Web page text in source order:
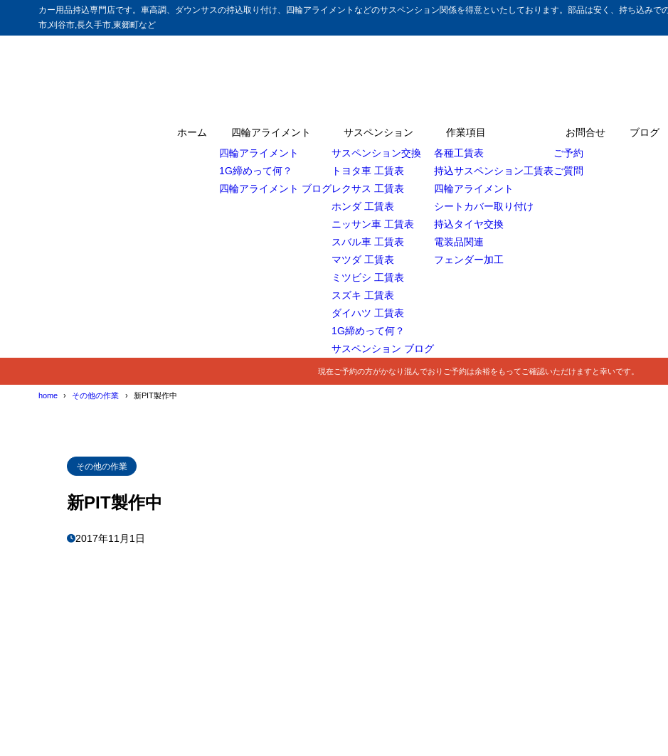
カー用品持込専門店です。車高調、ダウンサスの持込取り付け、四輪アライメントなどのサスペンション関係を得意といたしております。部品は安く、持ち込み
市,刈谷市,長久手市,東郷町など
ホーム
四輪アライメント
四輪アライメント
1G締めって何？
四輪アライメント ブログ
サスペンション
サスペンション交換
トヨタ車 工賃表
レクサス 工賃表
ホンダ 工賃表
ニッサン車 工賃表
スバル車 工賃表
マツダ 工賃表
ミツビシ 工賃表
スズキ 工賃表
ダイハツ 工賃表
1G締めって何？
サスペンション ブログ
作業項目
各種工賃表
持込サスペンション工賃表
四輪アライメント
シートカバー取り付け
持込タイヤ交換
電装品関連
フェンダー加工
お問合せ
ご予約
ご質問
ブログ
現在ご予約の方がかなり混んでおりご予約は余裕をもってご確認いただけますと幸いです。
home その他の作業 新PIT製作中
その他の作業
新PIT製作中
2017年11月1日